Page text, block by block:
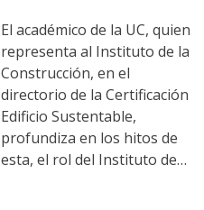
El académico de la UC, quien
representa al Instituto de la
Construcción, en el
directorio de la Certificación
Edificio Sustentable,
profundiza en los hitos de
esta, el rol del Instituto de…